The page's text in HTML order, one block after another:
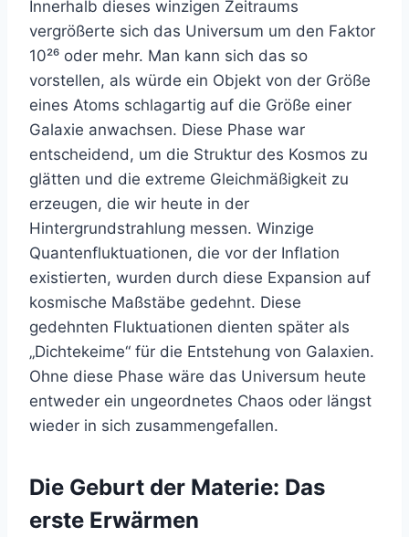
Innerhalb dieses winzigen Zeitraums
vergrößerte sich das Universum um den Faktor
10²⁶ oder mehr. Man kann sich das so
vorstellen, als würde ein Objekt von der Größe
eines Atoms schlagartig auf die Größe einer
Galaxie anwachsen. Diese Phase war
entscheidend, um die Struktur des Kosmos zu
glätten und die extreme Gleichmäßigkeit zu
erzeugen, die wir heute in der
Hintergrundstrahlung messen. Winzige
Quantenfluktuationen, die vor der Inflation
existierten, wurden durch diese Expansion auf
kosmische Maßstäbe gedehnt. Diese
gedehnten Fluktuationen dienten später als
„Dichtekeime“ für die Entstehung von Galaxien.
Ohne diese Phase wäre das Universum heute
entweder ein ungeordnetes Chaos oder längst
wieder in sich zusammengefallen.
Die Geburt der Materie: Das
erste Erwärmen